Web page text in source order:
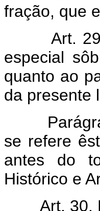
fração, que
Art.
especial
quanto ao
da presente
se refere
antes do
Histórico e
Art. 30.